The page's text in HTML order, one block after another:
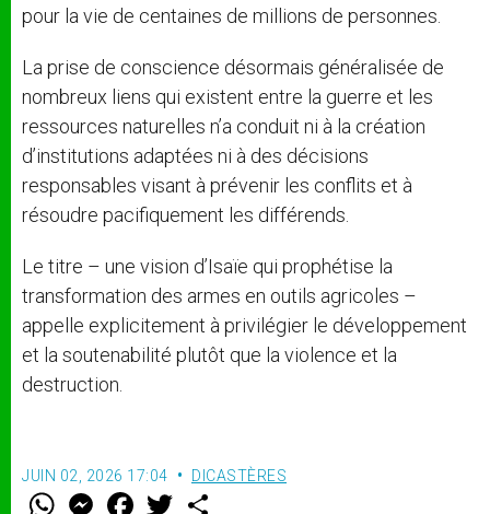
pour la vie de centaines de millions de personnes.
La prise de conscience désormais généralisée de
nombreux liens qui existent entre la guerre et les
ressources naturelles n’a conduit ni à la création
d’institutions adaptées ni à des décisions
responsables visant à prévenir les conflits et à
résoudre pacifiquement les différends.
Le titre – une vision d’Isaïe qui prophétise la
transformation des armes en outils agricoles –
appelle explicitement à privilégier le développement
et la soutenabilité plutôt que la violence et la
destruction.
JUIN 02, 2026 17:04 DICASTÈRES
W M F